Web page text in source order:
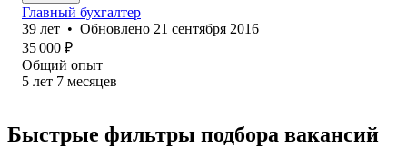
Главный бухгалтер
39 лет • Обновлено 21 сентября 2016
35 000 ₽
Общий опыт
5 лет 7 месяцев
Быстрые фильтры подбора вакансий